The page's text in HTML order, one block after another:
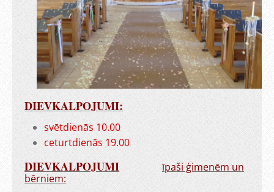
DIEVKALPOJUMI:
svētdienās 10.00
ceturtdienās 19.00
DIEVKALPOJUMI
īpaši ģimenēm un
bērniem: